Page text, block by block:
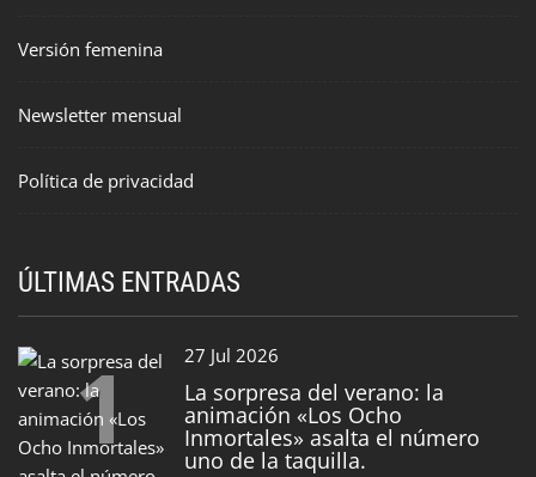
Versión femenina
Newsletter mensual
Política de privacidad
ÚLTIMAS ENTRADAS
1 27 Jul 2026
La sorpresa del verano: la
animación «Los Ocho
Inmortales» asalta el número
uno de la taquilla.